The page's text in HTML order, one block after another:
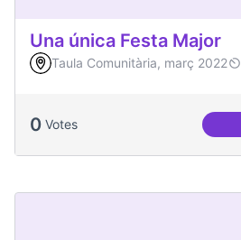
Una única Festa Major
Taula Comunitària, març 2022
0 Votes